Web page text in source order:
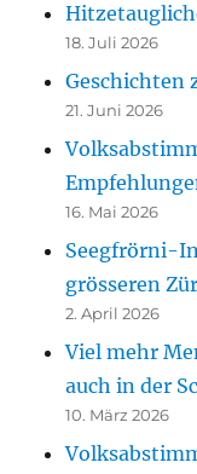
18. Juli 2026
Geschichten
21. Juni 2026
16. Mai 2026
Seegfrörni-
grösseren
2. April 2026
Viel mehr
auch in der
10. März 2026